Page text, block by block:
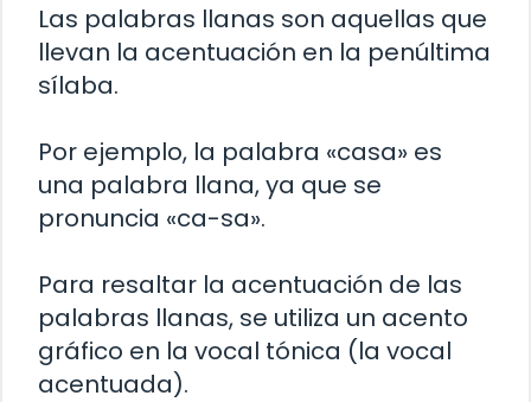
Las palabras llanas son aquellas que
llevan la acentuación en la penúltima
sílaba.
Por ejemplo, la palabra «casa» es
una palabra llana, ya que se
pronuncia «ca-sa».
Para resaltar la acentuación de las
palabras llanas, se utiliza un acento
gráfico en la vocal tónica (la vocal
acentuada).